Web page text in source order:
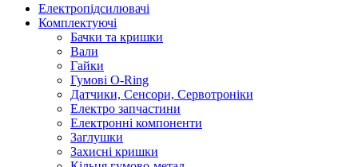
Електропідсилювачі
Комплектуючі
Бачки та кришки
Вали
Гайки
Гумові O-Ring
Датчики, Сенсори, Сервотроніки
Електро запчастини
Електронні компоненти
Заглушки
Захисні кришки